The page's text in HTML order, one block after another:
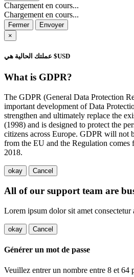
Chargement en cours...
Chargement en cours...
Fermer
Envoyer
×
عملتك الحالية هي $USD
What is GDPR?
The GDPR (General Data Protection
important development of Data
strengthen and ultimately replace the
(1998) and is designed to protect the
citizens across Europe. GDPR will not
from the EU and the Regulation
2018.
okay Cancel
All of our support team are
Lorem ipsum dolor sit amet
okay Cancel
Générer un mot de passe
Veuillez entrer un nombre entre 8 et 64